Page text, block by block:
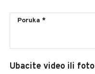
Ubacite video ili foto